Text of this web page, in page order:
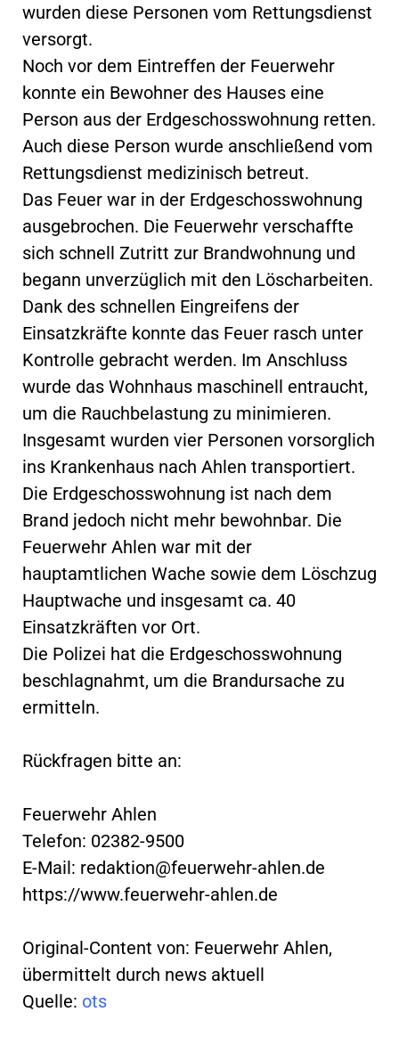
wurden diese Personen vom Rettungsdienst
versorgt.
Noch vor dem Eintreffen der Feuerwehr
konnte ein Bewohner des Hauses eine
Person aus der Erdgeschosswohnung retten.
Auch diese Person wurde anschließend vom
Rettungsdienst medizinisch betreut.
Das Feuer war in der Erdgeschosswohnung
ausgebrochen. Die Feuerwehr verschaffte
sich schnell Zutritt zur Brandwohnung und
begann unverzüglich mit den Löscharbeiten.
Dank des schnellen Eingreifens der
Einsatzkräfte konnte das Feuer rasch unter
Kontrolle gebracht werden. Im Anschluss
wurde das Wohnhaus maschinell entraucht,
um die Rauchbelastung zu minimieren.
Insgesamt wurden vier Personen vorsorglich
ins Krankenhaus nach Ahlen transportiert.
Die Erdgeschosswohnung ist nach dem
Brand jedoch nicht mehr bewohnbar. Die
Feuerwehr Ahlen war mit der
hauptamtlichen Wache sowie dem Löschzug
Hauptwache und insgesamt ca. 40
Einsatzkräften vor Ort.
Die Polizei hat die Erdgeschosswohnung
beschlagnahmt, um die Brandursache zu
ermitteln.
Rückfragen bitte an:
Feuerwehr Ahlen
Telefon: 02382-9500
E-Mail: redaktion@feuerwehr-ahlen.de
https://www.feuerwehr-ahlen.de
Original-Content von: Feuerwehr Ahlen,
übermittelt durch news aktuell
Quelle: ots